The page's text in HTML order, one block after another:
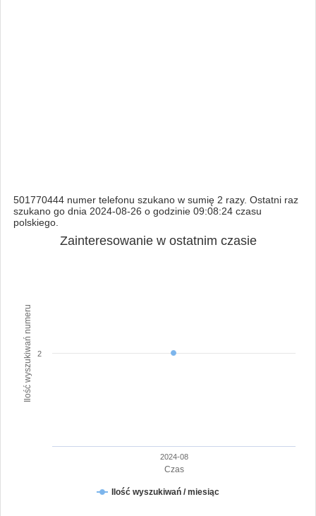
501770444 numer telefonu szukano w sumię 2 razy. Ostatni raz
szukano go dnia 2024-08-26 o godzinie 09:08:24 czasu
polskiego.
Czas
Ilość wyszukiwań numeru
Zainteresowanie w ostatnim czasie
Ilość wyszukiwań / miesiąc
2024-08
2